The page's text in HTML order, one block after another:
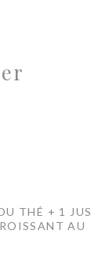
THÉ + 1 JUS
AU